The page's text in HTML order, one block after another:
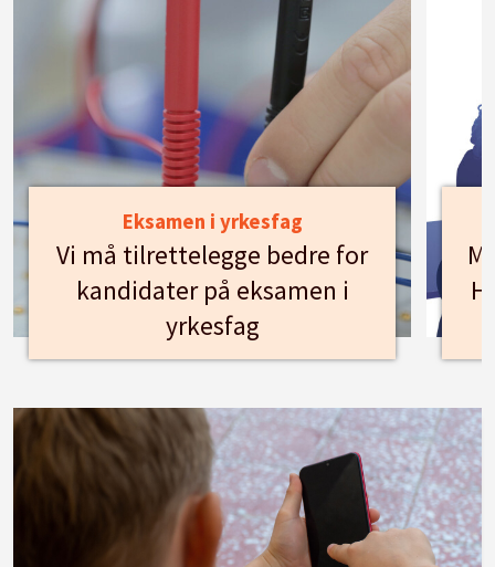
Eksamen i yrkesfag
Vi må tilrettelegge bedre for
kandidater på eksamen i
yrkesfag